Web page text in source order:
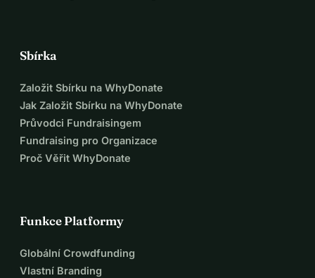
Sbírka
Založit Sbírku na WhyDonate
Jak Založit Sbírku na WhyDonate
Průvodci Fundraisingem
Fundraising pro Organizace
Proč Věřit WhyDonate
Funkce Platformy
Globální Crowdfunding
Vlastní Branding